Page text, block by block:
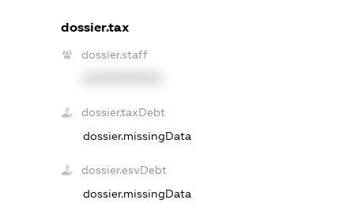
dossier.tax
dossier.staff
dossier.taxDebt
dossier.missingData
dossier.esvDebt
dossier.missingData